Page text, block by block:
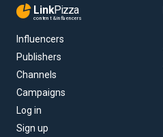
LinkPizza
content & influencers
Influencers
Publishers
Channels
Campaigns
Log in
Sign up